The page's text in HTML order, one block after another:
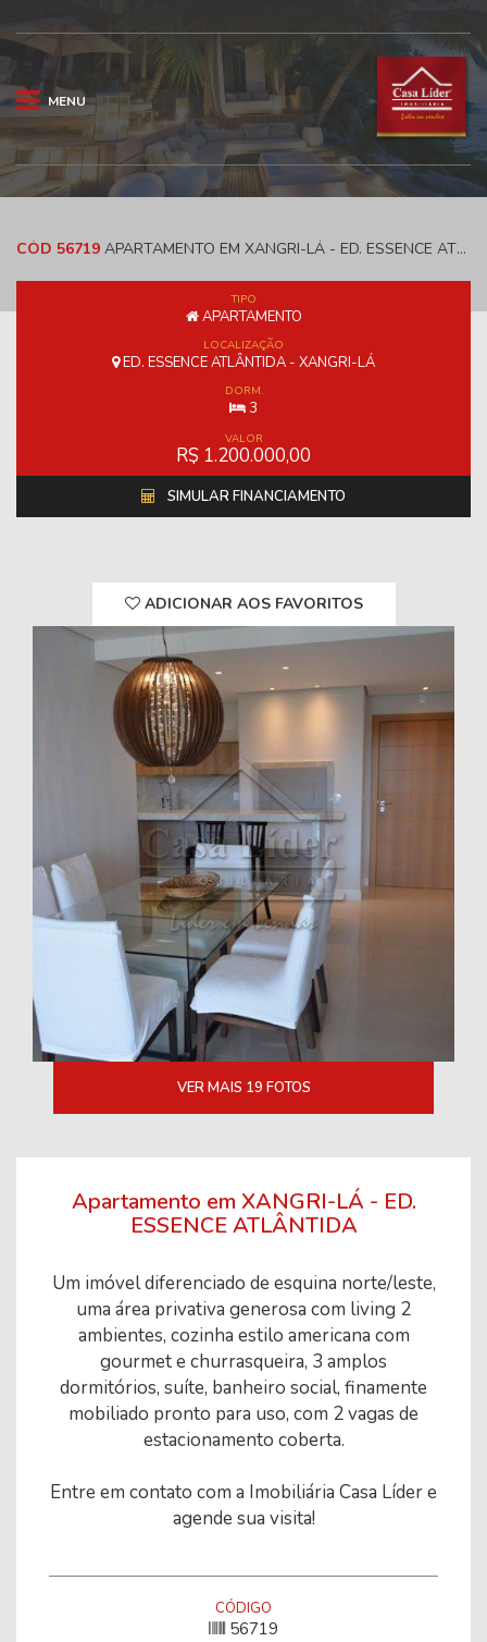
MENU
CÓD 56719 APARTAMENTO EM XANGRI-LÁ - ED. ESSENCE ATLÂNTIDA
TIPO
APARTAMENTO
LOCALIZAÇÃO
ED. ESSENCE ATLÂNTIDA - XANGRI-LÁ
DORM.
3
VALOR
R$ 1.200.000,00
SIMULAR FINANCIAMENTO
ADICIONAR AOS FAVORITOS
VER MAIS 19 FOTOS
Apartamento em XANGRI-LÁ - ED.
ESSENCE ATLÂNTIDA
Um imóvel diferenciado de esquina norte/leste,
uma área privativa generosa com living 2
ambientes, cozinha estilo americana com
gourmet e churrasqueira, 3 amplos
dormitórios, suíte, banheiro social, finamente
mobiliado pronto para uso, com 2 vagas de
estacionamento coberta.
Entre em contato com a Imobiliária Casa Líder e
agende sua visita!
CÓDIGO
56719